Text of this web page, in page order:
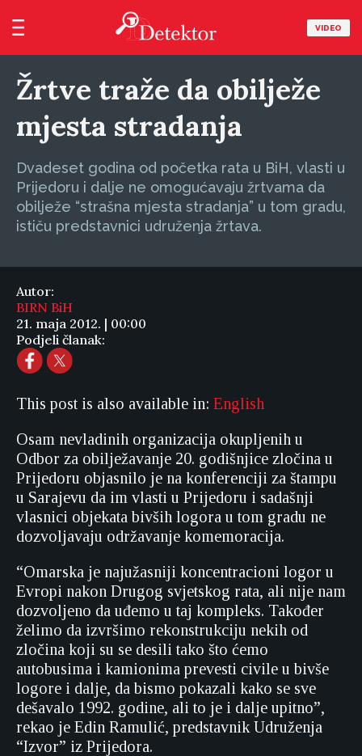
VIDEO
Žrtve traže da obilježe
mjesta stradanja
Dvadeset godina od početka rata u BiH, vlasti u
Prijedoru i dalje ne omogućavaju žrtvama da
obilježe “strašna mjesta stradanja” u tom gradu,
ističu predstavnici udruženja žrtava.
Autor:
BIRN BiH
21. maja 2012. | 00:00
Podjeli članak:
This post is also available in: English
Osam nevladinih organizacija okupljenih u
Odbor za obilježavanje 20. godišnjice zločina u
Prijedoru objasnilo je na konferenciji za štampu
u Sarajevu da im vlasti u Prijedoru i sadašnji
vlasnici objekata bivših logora u tom gradu ne
dozvoljavaju održavanje komemoracija.
“Omarska je najužasniji koncentracioni logor u
Evropi nakon Drugog svjetskog rata, ali nije nam
dozvoljeno da uđemo u taj kompleks. Također
želimo da izvršimo rekonstrukciju nekih od
zločina koji su se desili tako što ćemo
autobusima i kamionima prevesti civile u bivše
logore i dalje, da bismo pokazali kako se sve
dešavalo 1992. godine, ali to je i dalje upitno”,
rekao je Edin Ramulić, predstavnik Udruženja
“Izvor” iz Prijedora.